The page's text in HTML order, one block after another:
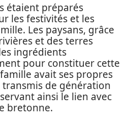
étaient préparés
les festivités et les
Les paysans, grâce
et des terres
ingrédients
pour constituer cette
avait ses propres
transmis de génération
ainsi le lien avec
bretonne.